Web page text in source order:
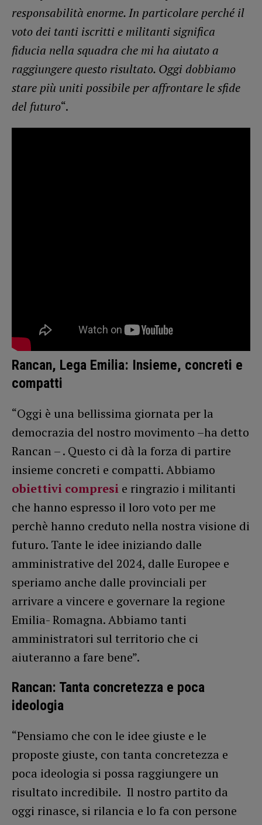
responsabilità enorme. In particolare perché il
voto dei tanti iscritti e militanti significa
fiducia nella squadra che mi ha aiutato a
raggiungere questo risultato. Oggi dobbiamo
stare più uniti possibile per affrontare le sfide
del futuro“.
Rancan, Lega Emilia: Insieme, concreti e
compatti
“Oggi è una bellissima giornata per la
democrazia del nostro movimento –ha detto
Rancan – . Questo ci dà la forza di partire
insieme concreti e compatti. Abbiamo
obiettivi compresi e ringrazio i militanti
che hanno espresso il loro voto per me
perchè hanno creduto nella nostra visione di
futuro. Tante le idee iniziando dalle
amministrative del 2024, dalle Europee e
speriamo anche dalle provinciali per
arrivare a vincere e governare la regione
Emilia- Romagna. Abbiamo tanti
amministratori sul territorio che ci
aiuteranno a fare bene”.
Rancan: Tanta concretezza e poca
ideologia
“Pensiamo che con le idee giuste e le
proposte giuste, con tanta concretezza e
poca ideologia si possa raggiungere un
risultato incredibile. Il nostro partito da
oggi rinasce, si rilancia e lo fa con persone